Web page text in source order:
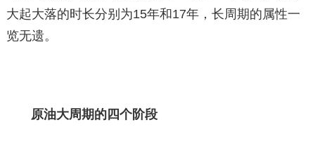
大起大落的时长分别为15年和17年，长周期的属性一
览无遗。
原油大周期的四个阶段